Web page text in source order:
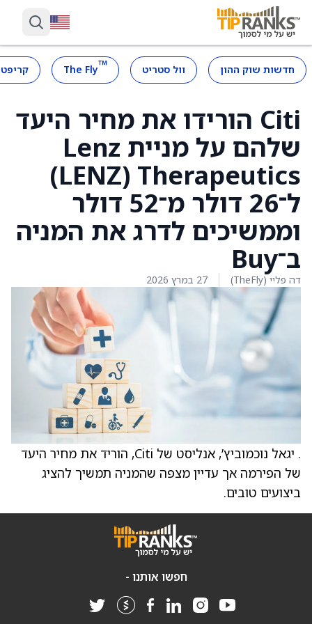
חדשות שוק ההון וול סטריט ™
The Fly
Citi הורידו את מחיר היעד
שלהם על מניית Lenz
Therapeutics ‏(LENZ)
ל־26 דולר מ־52 דולר
וממשיכים לדרג את המניה
ב־Buy
דה פליי (TheFly) 27 במרץ 2026
. יגאל נוכמוביץ’, אנליסט של Citi, הוריד את מחיר היעד
של הפירמה אך עדיין מצפה שהמניה תמשיך להציג
ביצועים טובים.
חפשו אותנו -